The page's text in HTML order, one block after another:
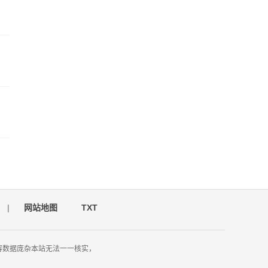
| 网站地图 TXT
据庞杂本站无法一一核实，